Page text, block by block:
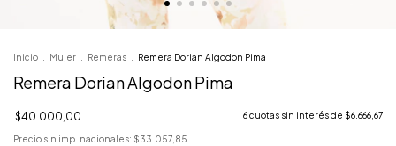
Inicio Mujer Remeras Remera Dorian Algodon Pima
Remera Dorian Algodon Pima
$40.000,00 6cuotas sin interés de $6.666,67
Precio sin imp. nacionales: $33.057,85